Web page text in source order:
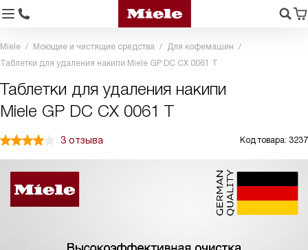
Miele Моющие и чистящие средства
Для кофемашин
Таблетки для удаления накипи Miele GP DC CX 0061 T
Таблетки для удаления накипи
Miele GP DC CX 0061 T
3 отзыва Код товара: 3237